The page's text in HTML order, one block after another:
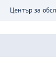
Център за